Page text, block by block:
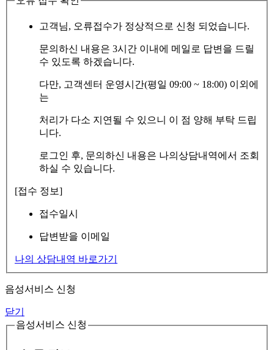
고객님, 오류접수가 정상적으로 신청 되었습니다.
문의하신 내용은 3시간 이내에 메일로 답변을 드릴
수 있도록 하겠습니다.
다만, 고객센터 운영시간(평일 09:00 ~ 18:00) 이외에
는
처리가 다소 지연될 수 있으니 이 점 양해 부탁 드립
니다.
로그인 후, 문의하신 내용은 나의상담내역에서 조회
하실 수 있습니다.
[접수 정보]
접수일시
답변받을 이메일
나의 상담내역 바로가기
음성서비스 신청
닫기
음성서비스 신청